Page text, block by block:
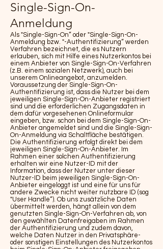
Single-Sign-On-
Anmeldung
Als "Single-Sign-On“ oder "Single-Sign-On-
Anmeldung bzw. "-Authentifizierung“ werden
Verfahren bezeichnet, die es Nutzern
erlauben, sich mit Hilfe eines Nutzerkontos bei
einem Anbieter von Single-Sign-On-Verfahren
(z.B. einem sozialen Netzwerk), auch bei
unserem Onlineangebot, anzumelden.
Voraussetzung der Single-Sign-On-
Authentifizierung ist, dass die Nutzer bei dem
jeweiligen Single-Sign-On-Anbieter registriert
sind und die erforderlichen Zugangsdaten in
dem dafür vorgesehenen Onlineformular
eingeben, bzw. schon bei dem Single-Sign-On-
Anbieter angemeldet sind und die Single-Sign-
On-Anmeldung via Schaltfläche bestätigen.
Die Authentifizierung erfolgt direkt bei dem
jeweiligen Single-Sign-On-Anbieter. Im
Rahmen einer solchen Authentifizierung
erhalten wir eine Nutzer-ID mit der
Information, dass der Nutzer unter dieser
Nutzer-ID beim jeweiligen Single-Sign-On-
Anbieter eingeloggt ist und eine für uns für
andere Zwecke nicht weiter nutzbare ID (sog
"User Handle“). Ob uns zusätzliche Daten
übermittelt werden, hängt allein von dem
genutzten Single-Sign-On-Verfahren ab, von
den gewählten Datenfreigaben im Rahmen
der Authentifizierung und zudem davon,
welche Daten Nutzer in den Privatsphäre-
oder sonstigen Einstellungen des Nutzerkontos